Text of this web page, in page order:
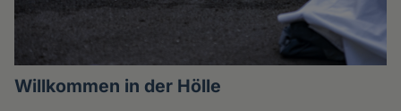
Willkommen in der Hölle